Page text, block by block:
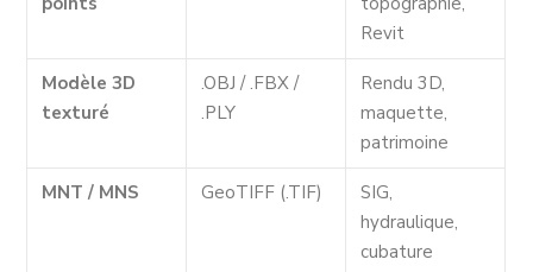
Revit
Modèle 3D
texturé
.OBJ / .FBX /
.PLY
Rendu 3D,
maquette,
patrimoine
MNT / MNS GeoTIFF (.TIF)
SIG,
hydraulique,
cubature